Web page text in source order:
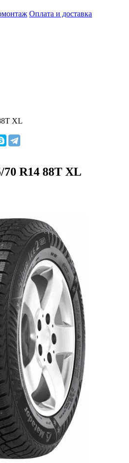
Оплата и доставка
XL
R14 88T XL